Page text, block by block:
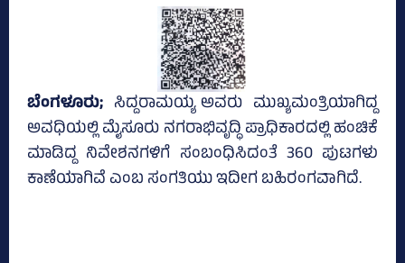
ಬೆಂಗಳೂರು; ಸಿದ್ದರಾಮಯ್ಯ ಅವರು ಮುಖ್ಯಮಂತ್ರಿಯಾಗಿದ್ದ
ಅವಧಿಯಲ್ಲಿ ಮೈಸೂರು ನಗರಾಭಿವೃದ್ಧಿ ಪ್ರಾಧಿಕಾರದಲ್ಲಿ ಹಂಚಿಕೆ
ಮಾಡಿದ್ದ ನಿವೇಶನಗಳಿಗೆ ಸಂಬಂಧಿಸಿದಂತೆ 360 ಪುಟಗಳು
ಕಾಣೆಯಾಗಿವೆ ಎಂಬ ಸಂಗತಿಯು ಇದೀಗ ಬಹಿರಂಗವಾಗಿದೆ.